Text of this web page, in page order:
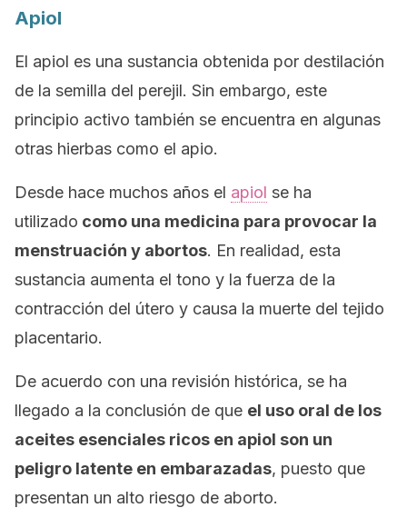
Apiol
El apiol es una sustancia obtenida por destilación
de la semilla del perejil. Sin embargo, este
principio activo también se encuentra en algunas
otras hierbas como el apio.
Desde hace muchos años el apiol se ha
utilizado como una medicina para provocar la
menstruación y abortos. En realidad, esta
sustancia aumenta el tono y la fuerza de la
contracción del útero y causa la muerte del tejido
placentario.
De acuerdo con una revisión histórica, se ha
llegado a la conclusión de que el uso oral de los
aceites esenciales ricos en apiol son un
peligro latente en embarazadas, puesto que
presentan un alto riesgo de aborto.